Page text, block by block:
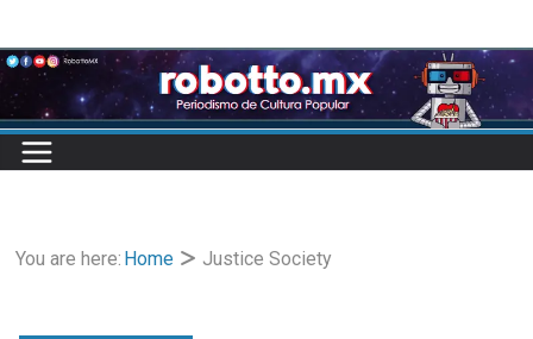
to
content
You are here: Home Justice Society